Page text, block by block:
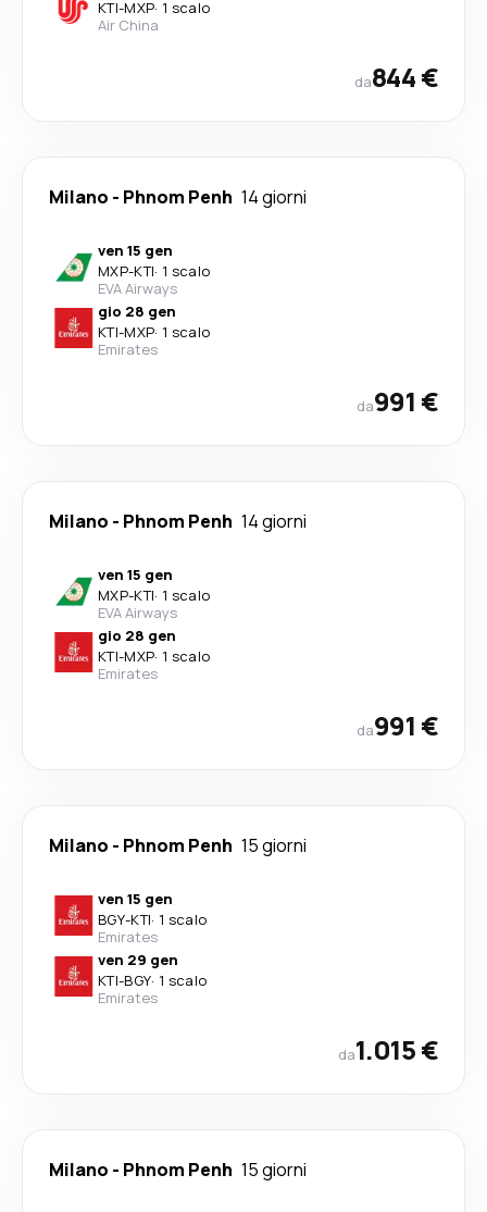
KTI-MXP· 1 scalo
Air China
da844 €
Milano - Phnom Penh 14 giorni
ven 15 gen
MXP-KTI· 1 scalo
EVA Airways
gio 28 gen
KTI-MXP· 1 scalo
Emirates
da991 €
Milano - Phnom Penh 14 giorni
ven 15 gen
MXP-KTI· 1 scalo
EVA Airways
gio 28 gen
KTI-MXP· 1 scalo
Emirates
da991 €
Milano - Phnom Penh 15 giorni
ven 15 gen
BGY-KTI· 1 scalo
Emirates
ven 29 gen
KTI-BGY· 1 scalo
Emirates
da1.015 €
Milano - Phnom Penh 15 giorni